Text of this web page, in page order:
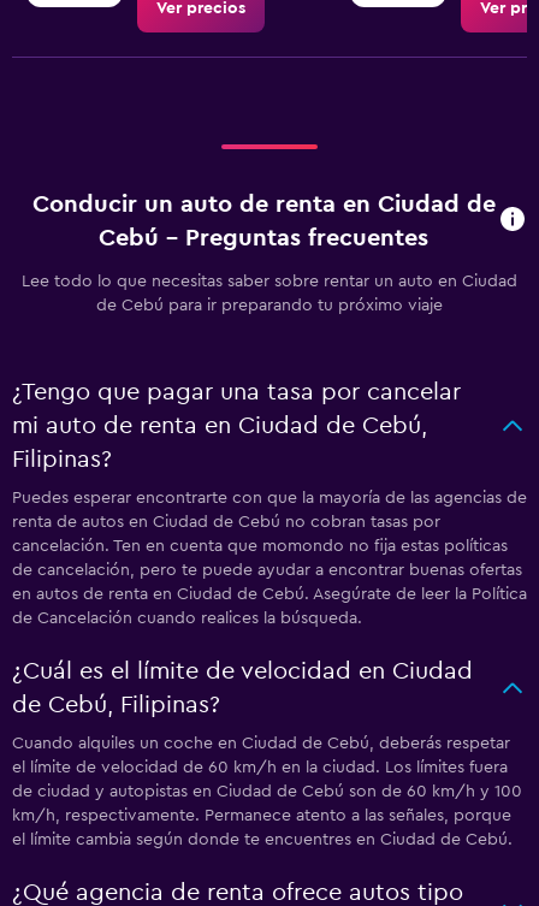
Ver precios Ver
Conducir un auto de renta en Ciudad de
Cebú - Preguntas frecuentes
Lee todo lo que necesitas saber sobre rentar un auto en Ciudad
de Cebú para ir preparando tu próximo viaje
¿Tengo que pagar una tasa por cancelar
mi auto de renta en Ciudad de Cebú,
Filipinas?
Puedes esperar encontrarte con que la mayoría de las agencias de
renta de autos en Ciudad de Cebú no cobran tasas por
cancelación. Ten en cuenta que momondo no fija estas políticas
de cancelación, pero te puede ayudar a encontrar buenas ofertas
en autos de renta en Ciudad de Cebú. Asegúrate de leer la Política
de Cancelación cuando realices la búsqueda.
¿Cuál es el límite de velocidad en Ciudad
de Cebú, Filipinas?
Cuando alquiles un coche en Ciudad de Cebú, deberás respetar
el límite de velocidad de 60 km/h en la ciudad. Los límites fuera
de ciudad y autopistas en Ciudad de Cebú son de 60 km/h y 100
km/h, respectivamente. Permanece atento a las señales, porque
el límite cambia según donde te encuentres en Ciudad de Cebú.
¿Qué agencia de renta ofrece autos tipo